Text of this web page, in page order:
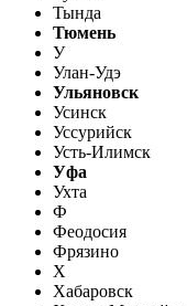
Тында
Тюмень
У
Улан-Удэ
Ульяновск
Усинск
Уссурийск
Усть-Илимск
Уфа
Ухта
Ф
Феодосия
Фрязино
Х
Хабаровск